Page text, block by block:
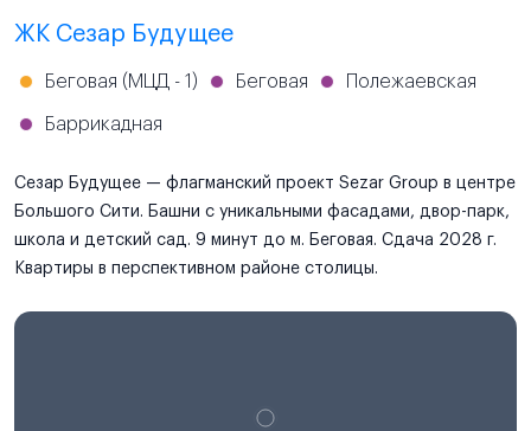
ЖК Сезар Будущее
Беговая (МЦД - 1) Беговая Полежаевская
Баррикадная
Сезар Будущее — флагманский проект Sezar Group в центре
Большого Сити. Башни с уникальными фасадами, двор-парк,
школа и детский сад. 9 минут до м. Беговая. Сдача 2028 г.
Квартиры в перспективном районе столицы.